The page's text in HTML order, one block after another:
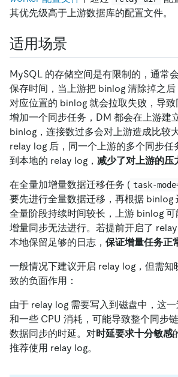
其优先级高于上游数据库的配置文件。
适用场景
MySQL 的存储空间是有限制的，通常
保存时间，当上游把 binlog 清除掉之
对应位置的 binlog 就会拉取失败，导
增加一个同步任务，DM 都会在上游建
binlog，连接数过多会对上游造成比较
relay log 后，同一个上游的多个同步任
到本地的 relay log， 减少了对上游的压
在全量加增量数据迁移任务 ( task-
要先进行全量数据迁移，再根据 binlog
全量阶段持续时间较长，上游 binlog
增量同步无法进行。若提前开启了
本地保留足够的日志， 保证增量任务正
一般情况下建议开启 relay log，但需知
致的负面作用：
由于 relay log 需要写入到磁盘中，这
和一些 CPU 消耗，可能导致整个同步
数据同步的时延。对时延要求十分敏感
推荐使用 relay log。